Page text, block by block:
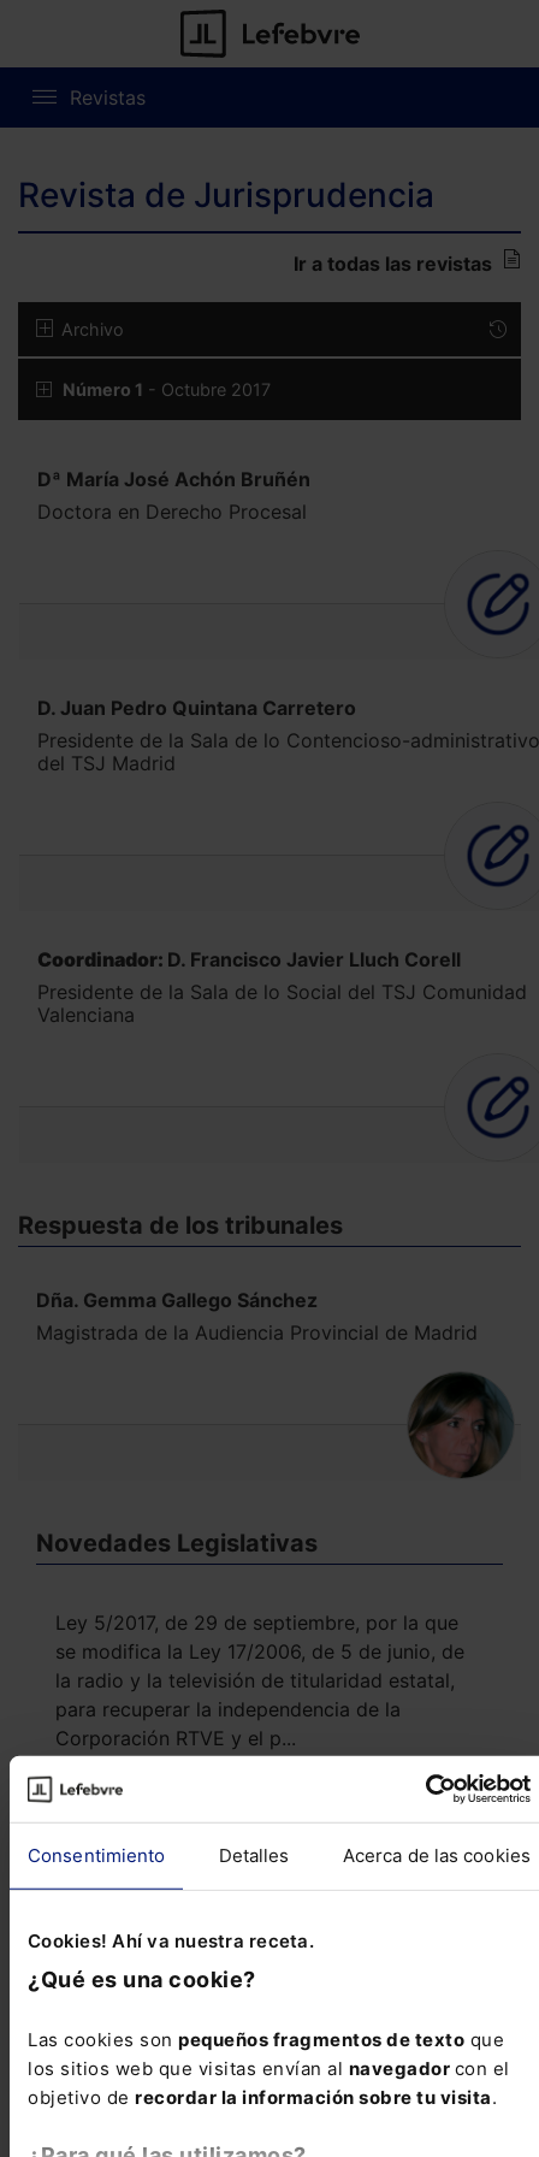
Consentimiento Detalles Acerca de las cookies
Cookies! Ahí va nuestra receta.
¿Qué es una cookie?
Las cookies son pequeños fragmentos de texto que
los sitios web que visitas envían al navegador con el
objetivo de recordar la información sobre tu visita.
Revistas
Revista de Jurisprudencia
Ir a todas las revistas
Archivo
Número 1 - Octubre 2017
Dª María José Achón Bruñén
Doctora en Derecho Procesal
D. Juan Pedro Quintana Carretero
Presidente de la Sala de lo Contencioso-administrativo
del TSJ Madrid
Coordinador: D. Francisco Javier Lluch Corell
Presidente de la Sala de lo Social del TSJ Comunidad
Valenciana
Respuesta de los tribunales
Dña. Gemma Gallego Sánchez
Magistrada de la Audiencia Provincial de Madrid
Novedades Legislativas
Ley 5/2017, de 29 de septiembre, por la que
se modifica la Ley 17/2006, de 5 de junio, de
la radio y la televisión de titularidad estatal,
para recuperar la independencia de la
Corporación RTVE y el p...
Reseñas de jurisprudencia
Legitimación del gobierno de Gibraltar para instar
acción de rectificación
Penal
Validez de los testimonios de referencia